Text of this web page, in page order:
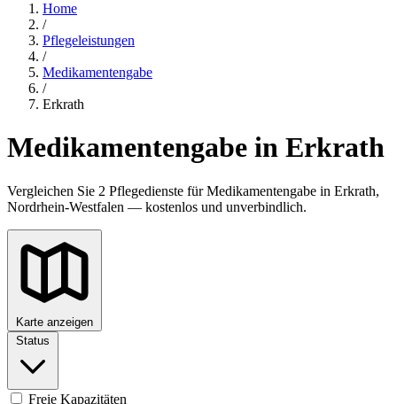
Home
/
Pflegeleistungen
/
Medikamentengabe
/
Erkrath
Medikamentengabe in Erkrath
Vergleichen Sie 2 Pflegedienste für Medikamentengabe in Erkrath,
Nordrhein-Westfalen — kostenlos und unverbindlich.
Karte anzeigen
Status
Freie Kapazitäten